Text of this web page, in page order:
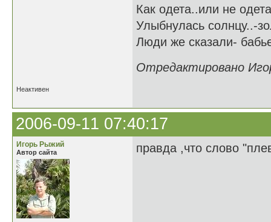
Как одета..или не
Улыбнулась солнцу..-
Люди же сказали-
Отредактировано
Неактивен
2006-09-11 07:40:17
Игорь Рыжий
Автор сайта правда ,что слово